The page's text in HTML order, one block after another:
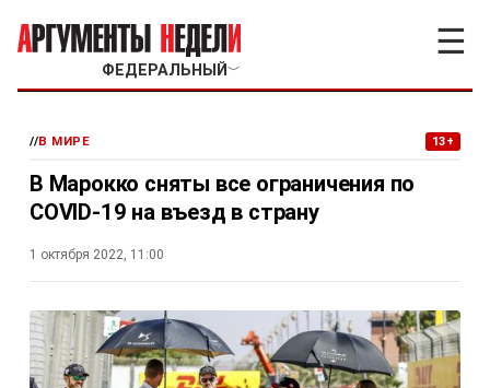
ФЕДЕРАЛЬНЫЙ ﹀
☰
//В МИРЕ 13+
В Марокко сняты все ограничения по
COVID-19 на въезд в страну
1 октября 2022, 11:00